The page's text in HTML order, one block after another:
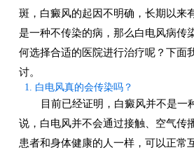
斑，白癜风的起因不明确，长期以来
是一种不传染的病，那么白电风病传
何选择合适的医院进行治疗呢？下面
讨。
1. 白电风真的会传染吗？
目前已经证明，白癜风并不是一
说，白电风并不会通过接触、空气传
患者和身体健康的人一样，可以正常